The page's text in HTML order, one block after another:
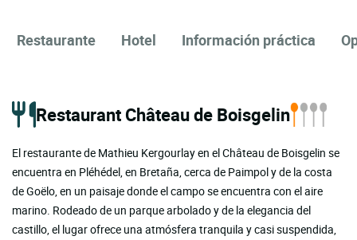
Restaurante Hotel Información práctica
Restaurant Château de Boisgelin
El restaurante de Mathieu Kergourlay en el Château de Boisgelin se
encuentra en Pléhédel, en Bretaña, cerca de Paimpol y de la costa
de Goëlo, en un paisaje donde el campo se encuentra con el aire
marino. Rodeado de un parque arbolado y de la elegancia del
castillo, el lugar ofrece una atmósfera tranquila y casi suspendida,